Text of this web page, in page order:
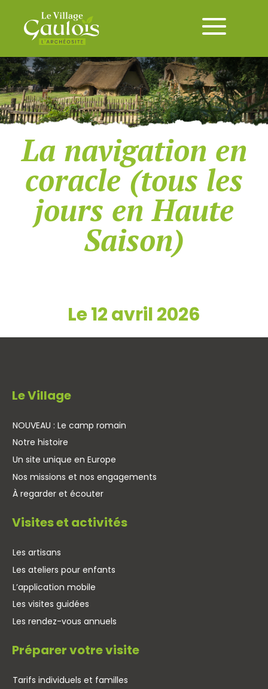
La navigation en
coracle (tous les
jours en Haute
Saison)
Le 12 avril 2026
Le Village
NOUVEAU : Le camp romain
Notre histoire
Un site unique en Europe
Nos missions et nos engagements
À regarder et écouter
Visites et activités
Les artisans
Les ateliers pour enfants
L’application mobile
Les visites guidées
Les rendez-vous annuels
Préparer votre visite
Tarifs individuels et familles